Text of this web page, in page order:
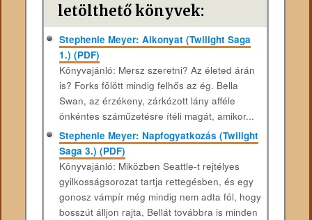
letölthető könyvek:
Stephenie Meyer: Alkonyat (Twilight Saga
1.) (PDF)
Könyvajánló: Mersz szeretni? Az életed árán
is? Forks fölött mindig felhős az ég. Bella
Swan, az érzékeny, zárkózott lány afféle
önkéntes száműzetésre ítéli magát, amikor...
Stephenie Meyer: Napfogyatkozás (Twilight
Saga 3.) (PDF)
Könyvajánló: Miközben Seattle-t rejtélyes
gyilkosságsorozat tartja rettegésben, és egy
gonosz vámpír még mindig nem adta föl, hogy
bosszút álljon rajta, Bellát továbbra is minden